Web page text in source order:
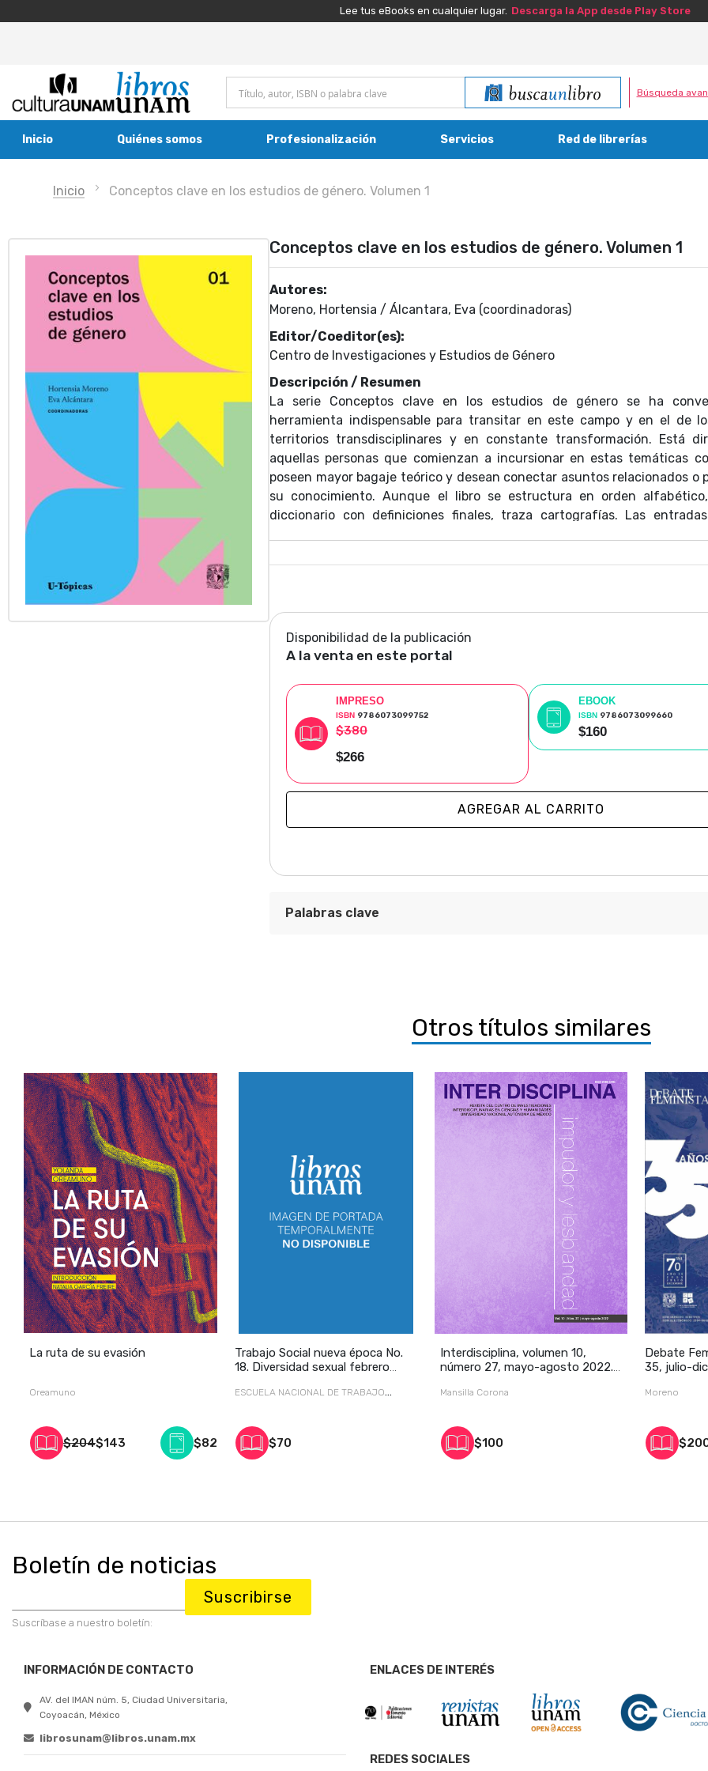
Lee tus eBooks en cualquier lugar. Descarga la App desde Play Store
Búsqueda
Inicio Quiénes somos Profesionalización Servicios Red de librerías
Inicio Conceptos clave en los estudios de género. Volumen 1
Conceptos clave en los estudios de género. Volumen 1
Autores:
Moreno, Hortensia / Álcantara, Eva (coordinadoras)
Editor/Coeditor(es):
Centro de Investigaciones y Estudios de Género
Descripción / Resumen
La serie Conceptos clave en los estudios de género se ha
herramienta indispensable para transitar en este campo y en el de
territorios transdisciplinares y en constante transformación. Está
aquellas personas que comienzan a incursionar en estas temáticas
poseen mayor bagaje teórico y desean conectar asuntos relacionados o
su conocimiento. Aunque el libro se estructura en orden
diccionario con definiciones finales, traza cartografías. Las
cada tema. Además, proporciona una amplia bibliografía
nuevas rutas de estudio.
Disponibilidad de la publicación
A la venta en este portal
EBOOK
ISBN 9786073099660
$160
IMPRESO
ISBN 9786073099752
$380
$266
AGREGAR AL CARRITO
Palabras clave
Centro de Investigaciones y Estudios de Género
Otros títulos similares
La ruta de su evasión
Oreamuno
$204$143 $82
Trabajo Social nueva época No.
18. Diversidad sexual febrero
ESCUELA NACIONAL DE TRABAJO
$70
Interdisciplina, volumen 10,
número 27, mayo-agosto 2022.
Mansilla Corona
$100
Debate
35, julio-
Moreno
‹
Boletín de noticias
Suscríbase a nuestro boletín:
Suscribirse
INFORMACIÓN DE CONTACTO
AV. del IMAN núm. 5, Ciudad Universitaria,
Coyoacán, México
librosunam@libros.unam.mx
ENLACES DE INTERÉS
REDES SOCIALES